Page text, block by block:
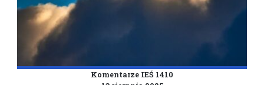
Komentarze IEŚ 1410